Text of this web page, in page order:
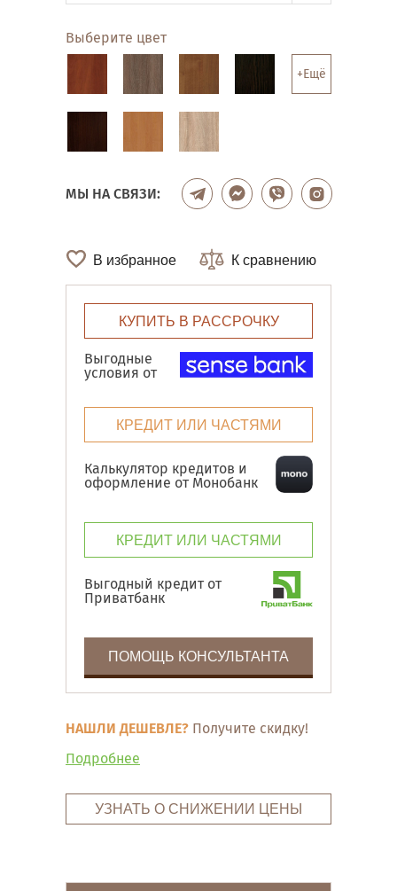
Выберите цвет
+Ещё
МЫ НА СВЯЗИ:
В избранное К сравнению
КУПИТЬ В РАССРОЧКУ
Выгодные
условия от
КРЕДИТ ИЛИ ЧАСТЯМИ
Калькулятор кредитов и
оформление от Монобанк
КРЕДИТ ИЛИ ЧАСТЯМИ
Выгодный кредит от
Приватбанк
ПОМОЩЬ КОНСУЛЬТАНТА
НАШЛИ ДЕШЕВЛЕ? Получите скидку!
Подробнее
УЗНАТЬ О СНИЖЕНИИ ЦЕНЫ